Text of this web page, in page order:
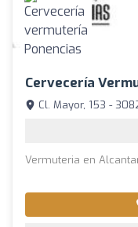
Cervecería
Cl. Mayor, 153 -
Vermuteria en